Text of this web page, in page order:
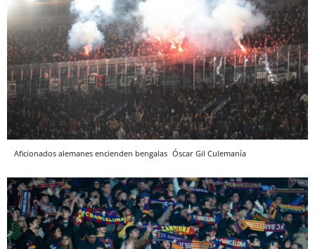
Aficionados alemanes encienden bengalas Óscar Gil Culemanía